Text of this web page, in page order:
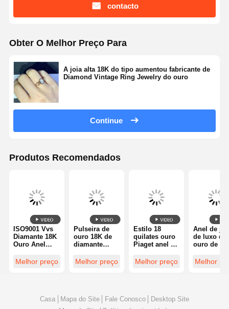
contacto
Obter O Melhor Preço Para
A joia alta 18K do tipo aumentou fabricante de
Diamond Vintage Ring Jewelry do ouro
Continue
Produtos Recomendados
ISO9001 Vvs
Diamante 18K
Ouro Anel
Joias de luxo
Melhor preço
Pulseira de
ouro 18K de
diamante
polida - jóias
personalizada
Melhor preço
Estilo 18
quilates ouro
Piaget anel de
casamento /
noivado a
Melhor preço
Anel de
de luxo de
ouro de 18
dois laços
ouro
Melhor
Casa Mapa do Site Fale Conosco
Desktop Site